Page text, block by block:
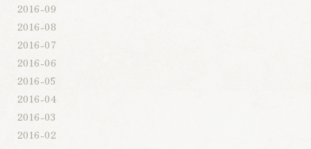
2016-09
2016-08
2016-07
2016-06
2016-05
2016-04
2016-03
2016-02